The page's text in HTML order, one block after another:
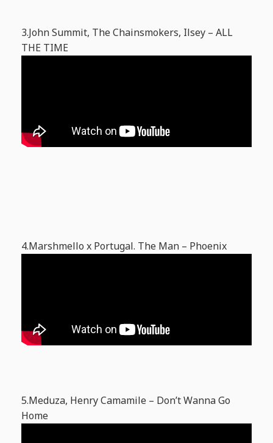
3.John Summit, The Chainsmokers, Ilsey – ALL
THE TIME
4.Marshmello x Portugal. The Man – Phoenix
5.Meduza, Henry Camamile – Don’t Wanna Go
Home